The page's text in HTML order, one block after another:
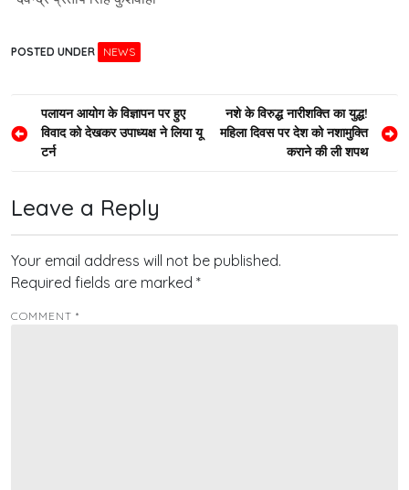
POSTED UNDER NEWS
Post
navigation
पलायन आयोग के विज्ञापन पर हुए
विवाद को देखकर उपाध्यक्ष ने लिया यू
टर्न
नशे के विरुद्ध नारीशक्ति का युद्ध!
महिला दिवस पर देश को नशामुक्ति
कराने की ली शपथ
Leave a Reply
Your email address will not be published.
Required fields are marked *
COMMENT *